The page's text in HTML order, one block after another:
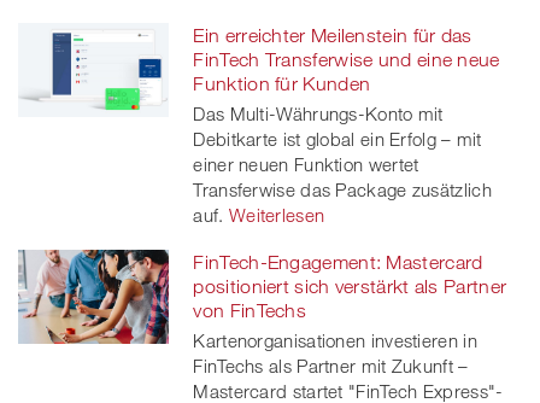
Ein erreichter Meilenstein für das
FinTech Transferwise und eine neue
Funktion für Kunden
Das Multi-Währungs-Konto mit
Debitkarte ist global ein Erfolg – mit
einer neuen Funktion wertet
Transferwise das Package zusätzlich
auf. Weiterlesen
FinTech-Engagement: Mastercard
positioniert sich verstärkt als Partner
von FinTechs
Kartenorganisationen investieren in
FinTechs als Partner mit Zukunft –
Mastercard startet "FinTech Express"-